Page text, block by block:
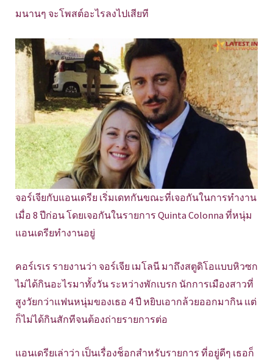
มนานๆ จะโพสต์อะไรลงไปเสียที
จอร์เจียกับแอนเดรีย เริ่มเดทกันขณะที่เจอกันในการทำงาน
เมื่อ 8 ปีก่อน โดยเจอกันในรายการ Quinta Colonna ที่หนุ่ม
แอนเดรียทำงานอยู่
คอร์เรเร รายงานว่า จอร์เจีย เมโลนี มาถึงสตูดิโอแบบหิวซก
ไม่ได้กินอะไรมาทั้งวัน ระหว่างพักเบรก นักการเมืองสาวที่
สูงวัยกว่าแฟนหนุ่มของเธอ 4 ปี หยิบเอากล้วยออกมากิน แต่
ก็ไม่ได้กินสักทีจนต้องถ่ายรายการต่อ
แอนเดรียเล่าว่า เป็นเรื่องช็อกสำหรับรายการ ที่อยู่ดีๆ เธอก็